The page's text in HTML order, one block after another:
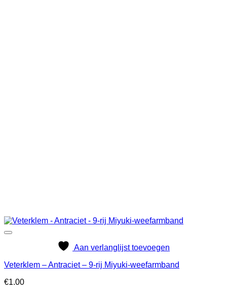
Aan verlanglijst toevoegen
Veterklem – Antraciet – 9-rij Miyuki-weefarmband
€1.00